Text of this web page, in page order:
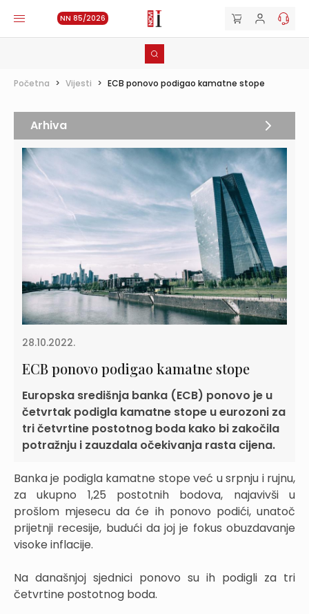
NN 85/2026
Početna > Vijesti > ECB ponovo podigao kamatne stope
28.10.2022.
ECB ponovo podigao kamatne stope
Europska središnja banka (ECB) ponovo je u
četvrtak podigla kamatne stope u eurozoni za
tri četvrtine postotnog boda kako bi zakočila
potražnju i zauzdala očekivanja rasta cijena.
Banka je podigla kamatne stope već u srpnju i rujnu,
za ukupno 1,25 postotnih bodova, najavivši u
prošlom mjesecu da će ih ponovo podići, unatoč
prijetnji recesije, budući da joj je fokus obuzdavanje
visoke inflacije.
Na današnjoj sjednici ponovo su ih podigli za tri
četvrtine postotnog boda.
Arhiva